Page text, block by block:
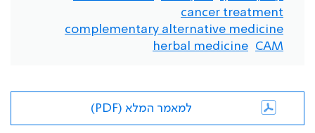
cancer treatment
complementary alternative medicine
CAM
herbal medicine
למאמר המלא (PDF)